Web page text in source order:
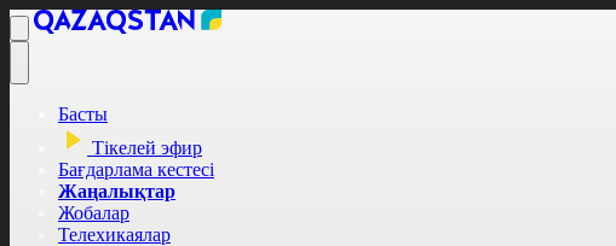
Басты
Тікелей эфир
Бағдарлама кестесі
Жаңалықтар
Жобалар
Телехикаялар